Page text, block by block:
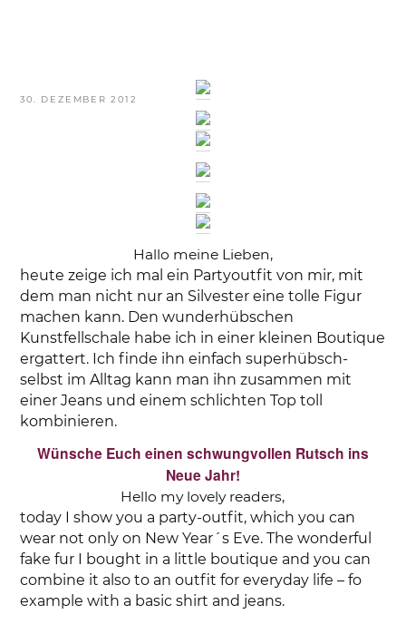
VERÖFFENTLICHT
30. DEZEMBER 2012
Hallo meine Lieben,
heute zeige ich mal ein Partyoutfit von mir, mit
dem man nicht nur an Silvester eine tolle Figur
machen kann. Den wunderhübschen
Kunstfellschale habe ich in einer kleinen Boutique
ergattert. Ich finde ihn einfach superhübsch-
selbst im Alltag kann man ihn zusammen mit
einer Jeans und einem schlichten Top toll
kombinieren.
Wünsche Euch einen schwungvollen Rutsch ins
Neue Jahr!
Hello my lovely readers,
today I show you a party-outfit, which you can
wear not only on New Year´s Eve. The wonderful
fake fur I bought in a little boutique and you can
combine it also to an outfit for everyday life – fo
example with a basic shirt and jeans.